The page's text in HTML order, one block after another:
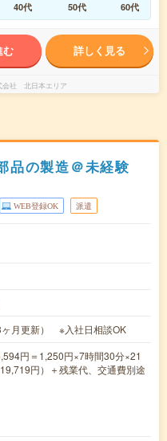
40代 50代 60代
む 詳しく見る
会社 北日本エリア
品の製造＠未経験
WEB登録OK 派遣
月更新） ※入社日相談OK
円＝1,250円×7時間30分×21
円）＋残業代、交通費別途